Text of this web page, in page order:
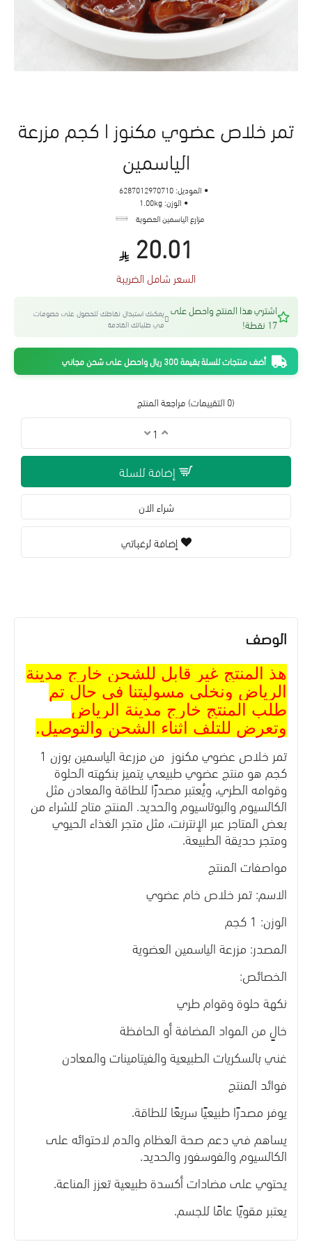
تمر خلاص عضوي مكنوز ا كجم مزرعة
الياسمين
(0 التقييمات) مراجعة المنتج
20.01
السعر شامل الضريبة
الموديل: 6287012970710
الوزن: 1.00kg
مزارع الياسمين العضوية
اشتري هذا المنتج واحصل على
17 نقطة!
يمكنك استبدال نقاطك للحصول على خصومات
في طلباتك القادمة
أضف منتجات للسلة بقيمة 300 ريال واحصل على شحن مجاني
إضافة للسلة
شراء الان
إضافة لرغباتي
الوصف
هذ المنتج غير قابل للشحن خارج مدينة
الرياض ونخلي مسوليتنا في حال تم
طلب المنتج خارج مدينة الرياض
وتعرض للتلف اثناء الشحن والتوصيل.
تمر خلاص عضوي مكنوز من مزرعة الياسمين بوزن 1
كجم هو منتج عضوي طبيعي يتميز بنكهته الحلوة
وقوامه الطري، ويُعتبر مصدرًا للطاقة والمعادن مثل
الكالسيوم والبوتاسيوم والحديد. المنتج متاح للشراء من
بعض المتاجر عبر الإنترنت، مثل متجر الغذاء الحيوي
ومتجر حديقة الطبيعة.
مواصفات المنتج
الاسم: تمر خلاص خام عضوي
الوزن: 1 كجم
المصدر: مزرعة الياسمين العضوية
الخصائص:
نكهة حلوة وقوام طري
خالٍ من المواد المضافة أو الحافظة
غني بالسكريات الطبيعية والفيتامينات والمعادن
فوائد المنتج
يوفر مصدرًا طبيعيًا سريعًا للطاقة.
يساهم في دعم صحة العظام والدم لاحتوائه على
الكالسيوم والفوسفور والحديد.
يحتوي على مضادات أكسدة طبيعية تعزز المناعة.
يعتبر مقويًا عامًا للجسم.